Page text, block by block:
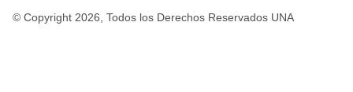
© Copyright 2026, Todos los Derechos Reservados UNA